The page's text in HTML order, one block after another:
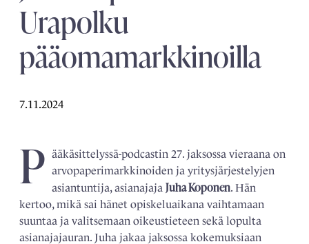
Urapolku
pääomamarkkinoilla
7.11.2024
P ääkäsittelyssä-podcastin 27. jaksossa vieraana on
arvopaperimarkkinoiden ja yritysjärjestelyjen
asiantuntija, asianajaja Juha Koponen. Hän
kertoo, mikä sai hänet opiskeluaikana vaihtamaan
suuntaa ja valitsemaan oikeustieteen sekä lopulta
asianajajauran. Juha jakaa jaksossa kokemuksiaan